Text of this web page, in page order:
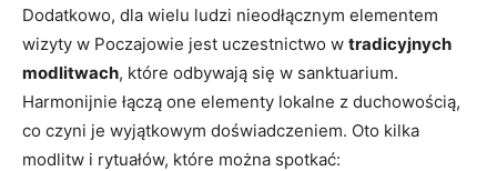
Dodatkowo, dla wielu ludzi nieodłącznym elementem
wizyty w Poczajowie jest uczestnictwo w tradicyjnych
modlitwach, które odbywają się w sanktuarium.
Harmonijnie łączą one elementy lokalne z duchowością,
co czyni je wyjątkowym doświadczeniem. Oto kilka
modlitw i rytuałów, które można spotkać: